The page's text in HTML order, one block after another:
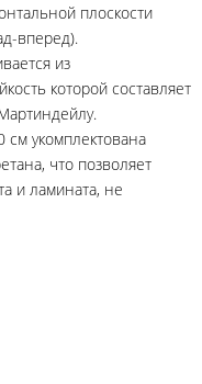
плоскости
вперед).
из
которой составляет
укомплектована
что позволяет
и ламината, не